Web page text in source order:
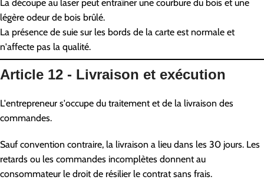
La découpe au laser peut entraîner une courbure du bois et une
légère odeur de bois brûlé.
La présence de suie sur les bords de la carte est normale et
n'affecte pas la qualité.
Article 12 - Livraison et exécution
L'entrepreneur s'occupe du traitement et de la livraison des
commandes.
Sauf convention contraire, la livraison a lieu dans les 30 jours. Les
retards ou les commandes incomplètes donnent au
consommateur le droit de résilier le contrat sans frais.